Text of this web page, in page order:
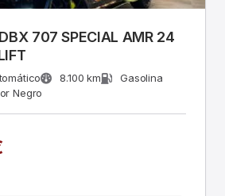
707 SPECIAL AMR 24
8.100 km
Gasolina
Negro